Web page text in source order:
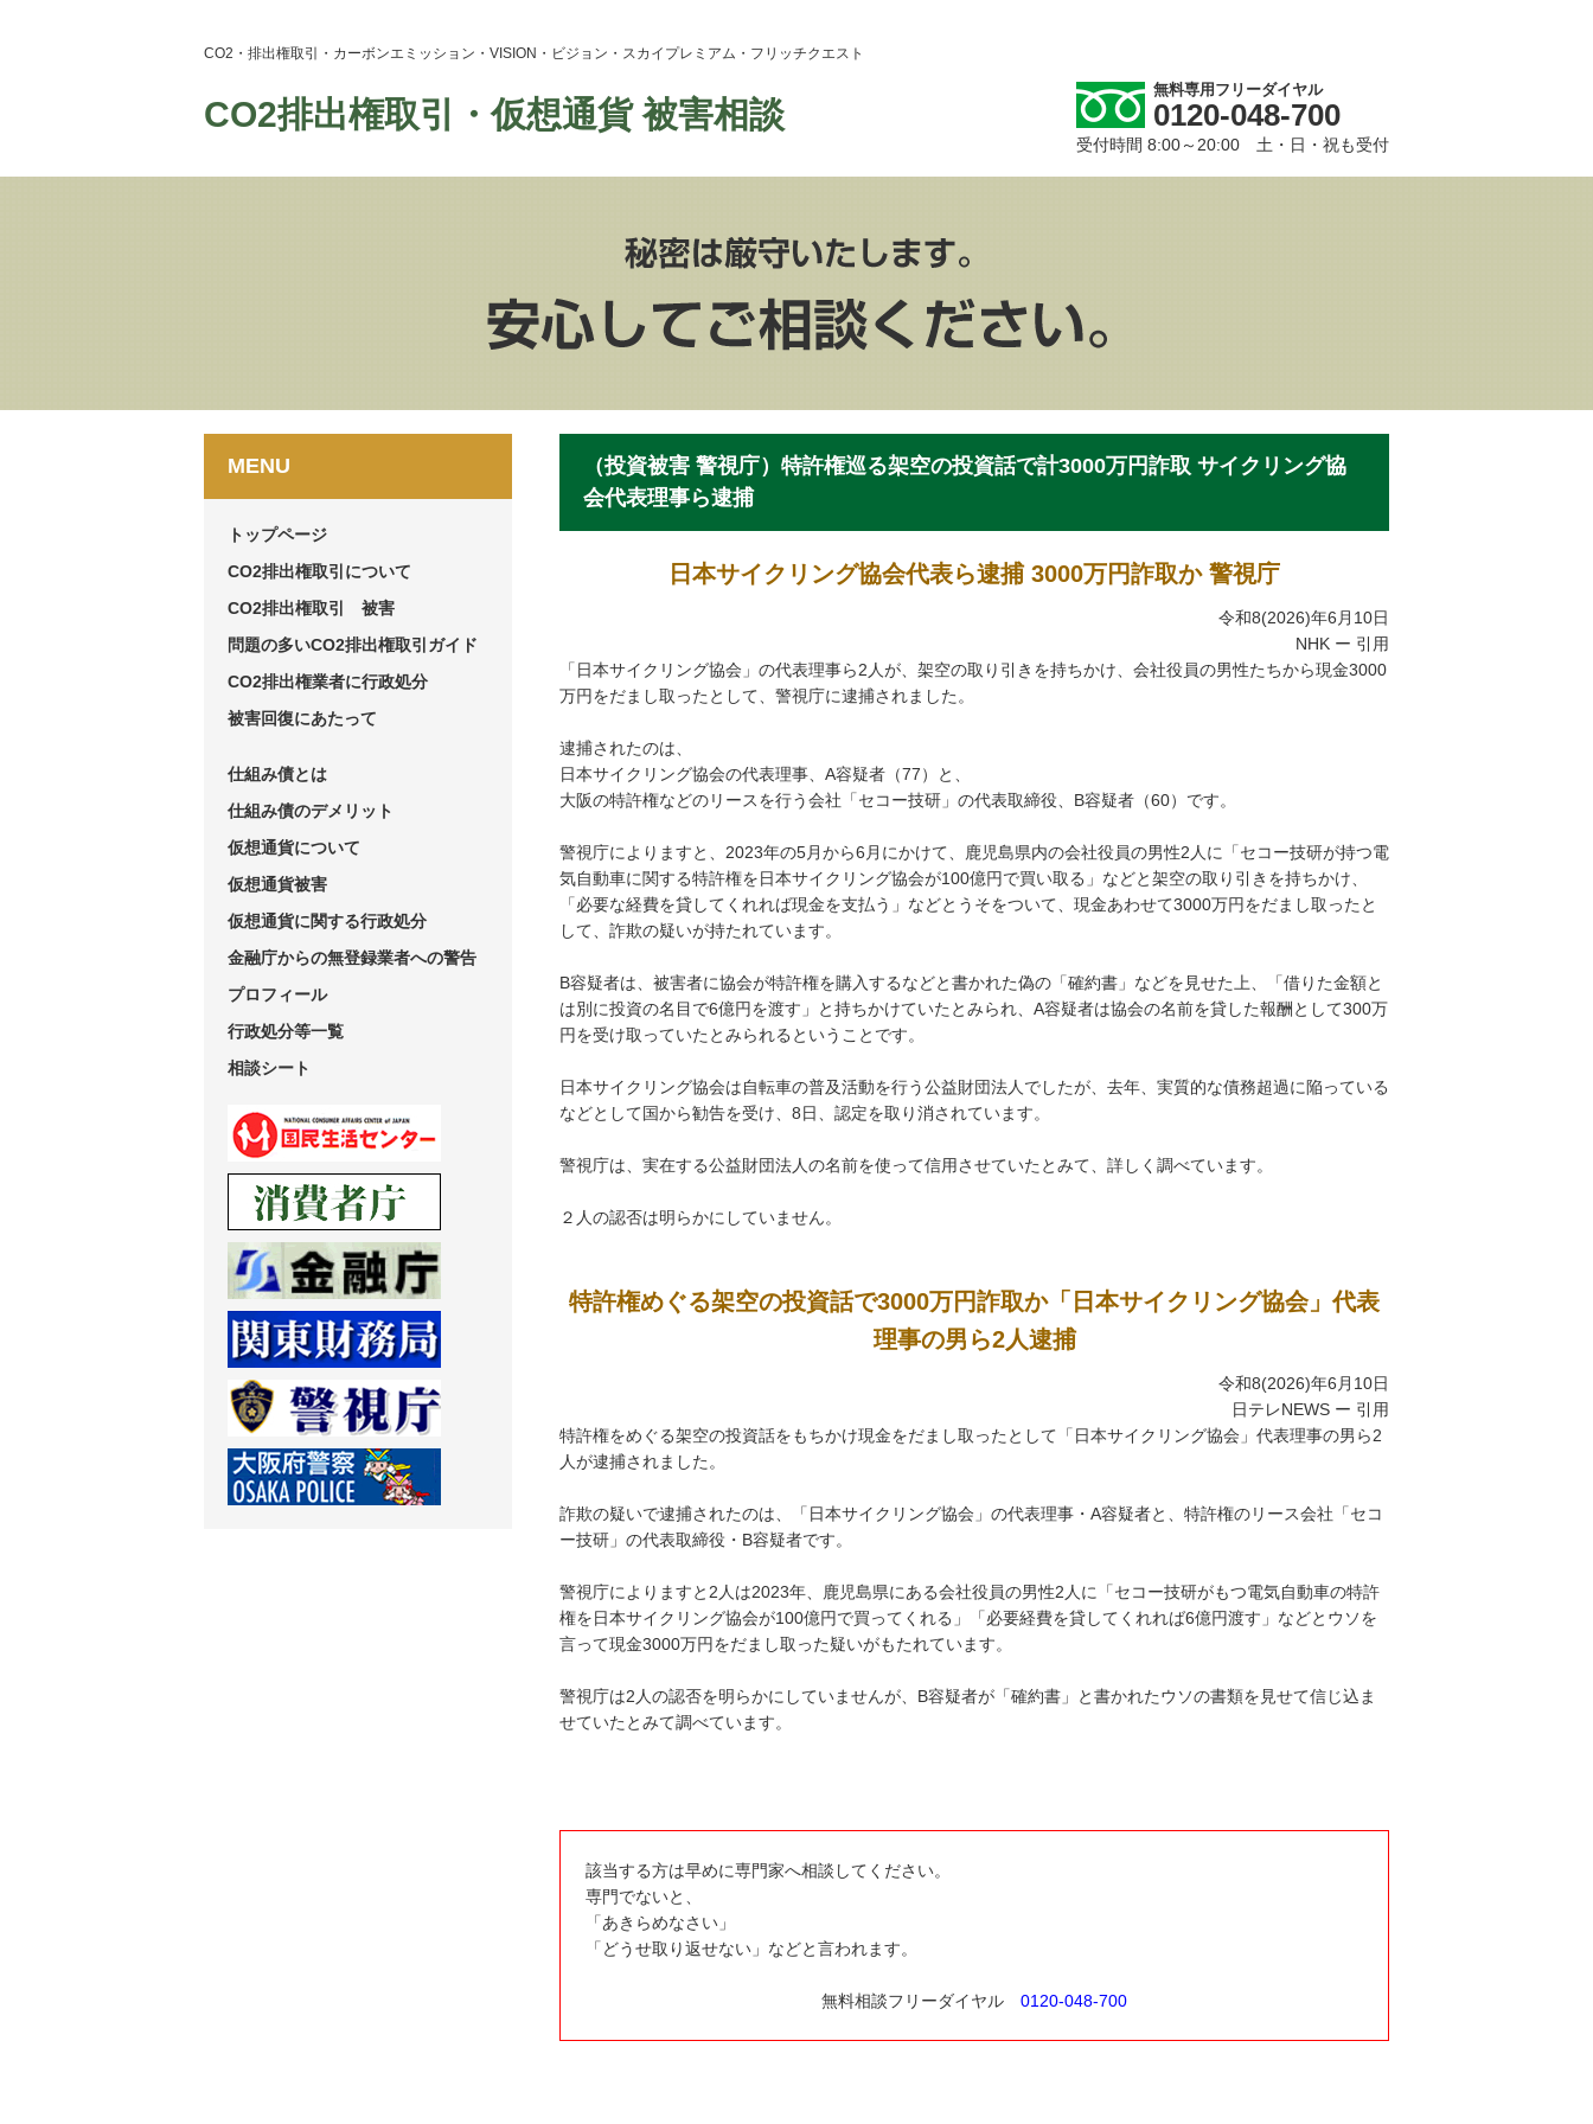
CO2・排出権取引・カーボンエミッション・VISION・ビジョン・スカイプレミアム・フリッチクエスト
CO2排出権取引・仮想通貨 被害相談
無料専用フリーダイヤル
0120-048-700
受付時間 8:00～20:00 土・日・祝も受付
MENU
トップページ
CO2排出権取引について
CO2排出権取引 被害
問題の多いCO2排出権取引ガイド
CO2排出権業者に行政処分
被害回復にあたって
仕組み債とは
仕組み債のデメリット
仮想通貨について
仮想通貨被害
仮想通貨に関する行政処分
金融庁からの無登録業者への警告
プロフィール
行政処分等一覧
相談シート
（投資被害 警視庁）特許権巡る架空の投資話で計3000万円詐取 サイクリング協
会代表理事ら逮捕
日本サイクリング協会代表ら逮捕 3000万円詐取か 警視庁
令和8(2026)年6月10日
NHK ー 引用
「日本サイクリング協会」の代表理事ら2人が、架空の取り引きを持ちかけ、会社役員の男性たちから現金3000
万円をだまし取ったとして、警視庁に逮捕されました。
逮捕されたのは、
日本サイクリング協会の代表理事、A容疑者（77）と、
大阪の特許権などのリースを行う会社「セコー技研」の代表取締役、B容疑者（60）です。
警視庁によりますと、2023年の5月から6月にかけて、鹿児島県内の会社役員の男性2人に「セコー技研が持つ電
気自動車に関する特許権を日本サイクリング協会が100億円で買い取る」などと架空の取り引きを持ちかけ、
「必要な経費を貸してくれれば現金を支払う」などとうそをついて、現金あわせて3000万円をだまし取ったと
して、詐欺の疑いが持たれています。
B容疑者は、被害者に協会が特許権を購入するなどと書かれた偽の「確約書」などを見せた上、「借りた金額と
は別に投資の名目で6億円を渡す」と持ちかけていたとみられ、A容疑者は協会の名前を貸した報酬として300万
円を受け取っていたとみられるということです。
日本サイクリング協会は自転車の普及活動を行う公益財団法人でしたが、去年、実質的な債務超過に陥っている
などとして国から勧告を受け、8日、認定を取り消されています。
警視庁は、実在する公益財団法人の名前を使って信用させていたとみて、詳しく調べています。
２人の認否は明らかにしていません。
特許権めぐる架空の投資話で3000万円詐取か「日本サイクリング協会」代表
理事の男ら2人逮捕
令和8(2026)年6月10日
日テレNEWS ー 引用
特許権をめぐる架空の投資話をもちかけ現金をだまし取ったとして「日本サイクリング協会」代表理事の男ら2
人が逮捕されました。
詐欺の疑いで逮捕されたのは、「日本サイクリング協会」の代表理事・A容疑者と、特許権のリース会社「セコ
ー技研」の代表取締役・B容疑者です。
警視庁によりますと2人は2023年、鹿児島県にある会社役員の男性2人に「セコー技研がもつ電気自動車の特許
権を日本サイクリング協会が100億円で買ってくれる」「必要経費を貸してくれれば6億円渡す」などとウソを
言って現金3000万円をだまし取った疑いがもたれています。
警視庁は2人の認否を明らかにしていませんが、B容疑者が「確約書」と書かれたウソの書類を見せて信じ込ま
せていたとみて調べています。
該当する方は早めに専門家へ相談してください。
専門でないと、
「あきらめなさい」
「どうせ取り返せない」などと言われます。
無料相談フリーダイヤル 0120-048-700